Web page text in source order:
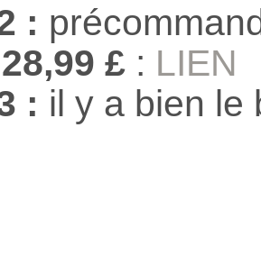
:
28,99 £ : LIEN
: il y a bien